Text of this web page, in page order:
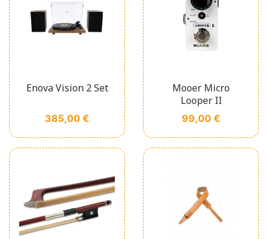
Enova Vision 2 Set
Prix
385,00 €
Mooer Micro
Looper II
Prix
99,00 €